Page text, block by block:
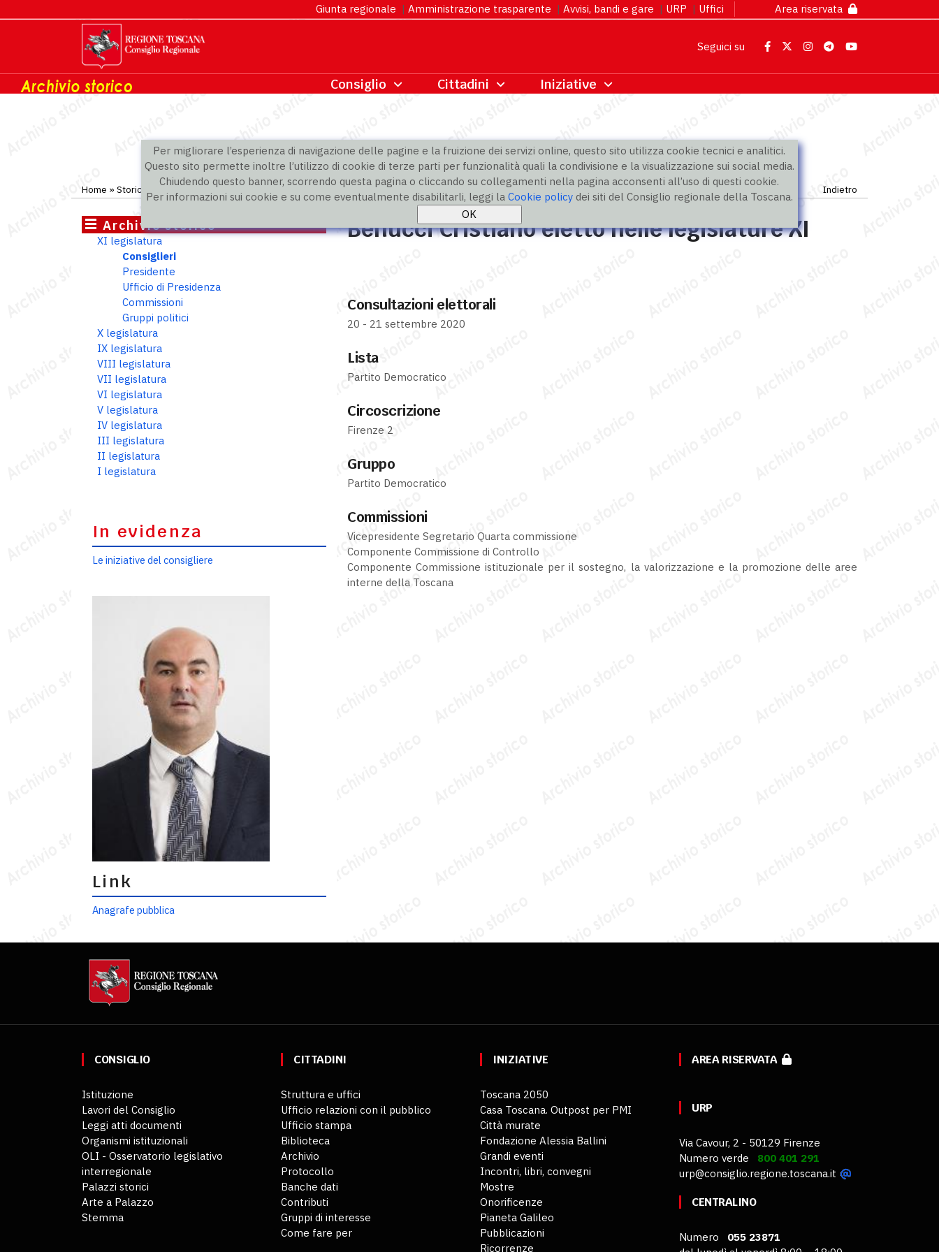
Per migliorare l’esperienza di navigazione delle pagine e la fruizione dei servizi online, questo sito utilizza cookie tecnici e analitici.
Questo sito permette inoltre l’utilizzo di cookie di terze parti per funzionalità quali la condivisione e la visualizzazione sui social media.
Chiudendo questo banner, scorrendo questa pagina o cliccando su collegamenti nella pagina acconsenti all’uso di questi cookie.
Per informazioni sui cookie e su come eventualmente disabilitarli, leggi la Cookie policydei siti del Consiglio regionale della Toscana.
Giunta regionale | Amministrazione trasparente | Avvisi, bandi e gare | URP | Uffici Area riservata
Seguici su
Home » Storico XI legislatura »Consiglieri Indietro
Archivio storico
XI legislatura
Consiglieri
Presidente
Ufficio di Presidenza
Commissioni
Gruppi politici
X legislatura
IX legislatura
VIII legislatura
VII legislatura
VI legislatura
V legislatura
IV legislatura
III legislatura
II legislatura
I legislatura
In evidenza
Le iniziative del consigliere
Link
Anagrafe pubblica
Benucci Cristiano eletto nelle legislature XI
Consultazioni elettorali
20 - 21 settembre 2020
Lista
Partito Democratico
Circoscrizione
Firenze 2
Gruppo
Partito Democratico
Commissioni
Vicepresidente Segretario Quarta commissione
Componente Commissione di Controllo
Componente Commissione istituzionale per il sostegno, la valorizzazione e la promozione delle aree
interne della Toscana
CONSIGLIO
Istituzione
Lavori del Consiglio
Leggi atti documenti
Organismi istituzionali
OLI - Osservatorio legislativo
interregionale
Palazzi storici
Arte a Palazzo
Stemma
CITTADINI
Struttura e uffici
Ufficio relazioni con il pubblico
Ufficio stampa
Biblioteca
Archivio
Protocollo
Banche dati
Contributi
Gruppi di interesse
Come fare per
INIZIATIVE
Toscana 2050
Casa Toscana. Outpost per PMI
Città murate
Fondazione Alessia Ballini
Grandi eventi
Incontri, libri, convegni
Mostre
Onorificenze
Pianeta Galileo
Pubblicazioni
Ricorrenze
AREA RISERVATA
URP
Via Cavour, 2 - 50129 Firenze
Numero verde 800 401 291
urp@consiglio.regione.toscana.it
CENTRALINO
Numero 055 23871